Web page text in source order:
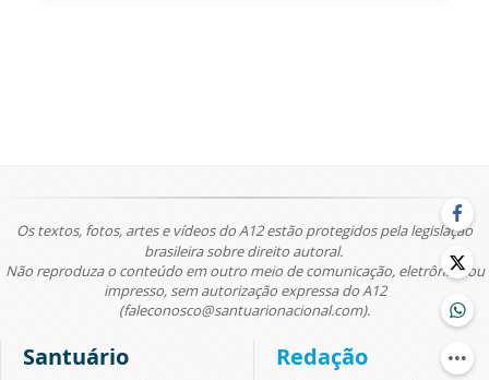
Os textos, fotos, artes e vídeos do A12 estão protegidos pela legislação
brasileira sobre direito autoral.
Não reproduza o conteúdo em outro meio de comunicação, eletrônico ou
impresso, sem autorização expressa do A12
(faleconosco@santuarionacional.com).
Santuário Redação